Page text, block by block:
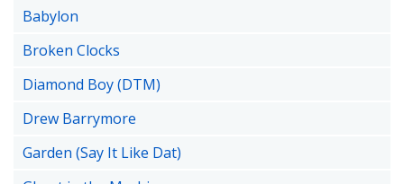
Babylon
Broken Clocks
Diamond Boy (DTM)
Drew Barrymore
Garden (Say It Like Dat)